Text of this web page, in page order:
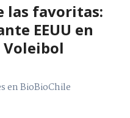
las favoritas:
EEUU en
Voleibol
en BioBioChile